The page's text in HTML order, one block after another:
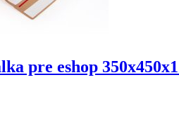
pre eshop